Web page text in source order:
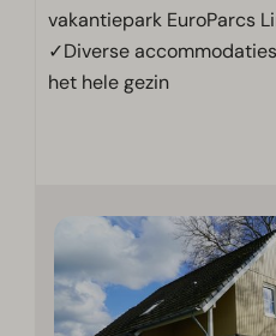
vakantiepark EuroParcs
✓Diverse
het hele gezin